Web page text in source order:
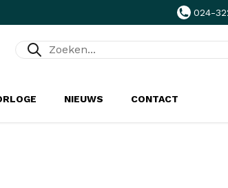
024-
Zoeken...
NIEUWS CONTACT